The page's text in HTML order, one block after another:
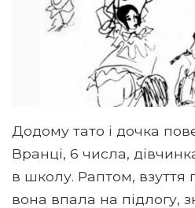
Додому тато і дочка
Вранці, 6 числа,
в школу. Раптом, взуття
вона впала на підлогу,